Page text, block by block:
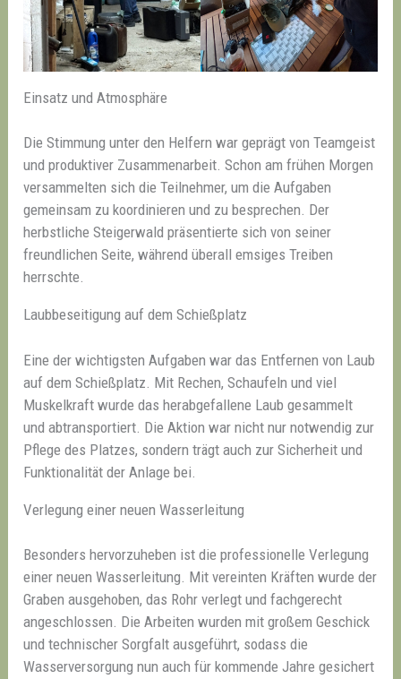
Einsatz und Atmosphäre
Die Stimmung unter den Helfern war geprägt von Teamgeist
und produktiver Zusammenarbeit. Schon am frühen Morgen
versammelten sich die Teilnehmer, um die Aufgaben
gemeinsam zu koordinieren und zu besprechen. Der
herbstliche Steigerwald präsentierte sich von seiner
freundlichen Seite, während überall emsiges Treiben
herrschte.
Laubbeseitigung auf dem Schießplatz
Eine der wichtigsten Aufgaben war das Entfernen von Laub
auf dem Schießplatz. Mit Rechen, Schaufeln und viel
Muskelkraft wurde das herabgefallene Laub gesammelt
und abtransportiert. Die Aktion war nicht nur notwendig zur
Pflege des Platzes, sondern trägt auch zur Sicherheit und
Funktionalität der Anlage bei.
Verlegung einer neuen Wasserleitung
Besonders hervorzuheben ist die professionelle Verlegung
einer neuen Wasserleitung. Mit vereinten Kräften wurde der
Graben ausgehoben, das Rohr verlegt und fachgerecht
angeschlossen. Die Arbeiten wurden mit großem Geschick
und technischer Sorgfalt ausgeführt, sodass die
Wasserversorgung nun auch für kommende Jahre gesichert